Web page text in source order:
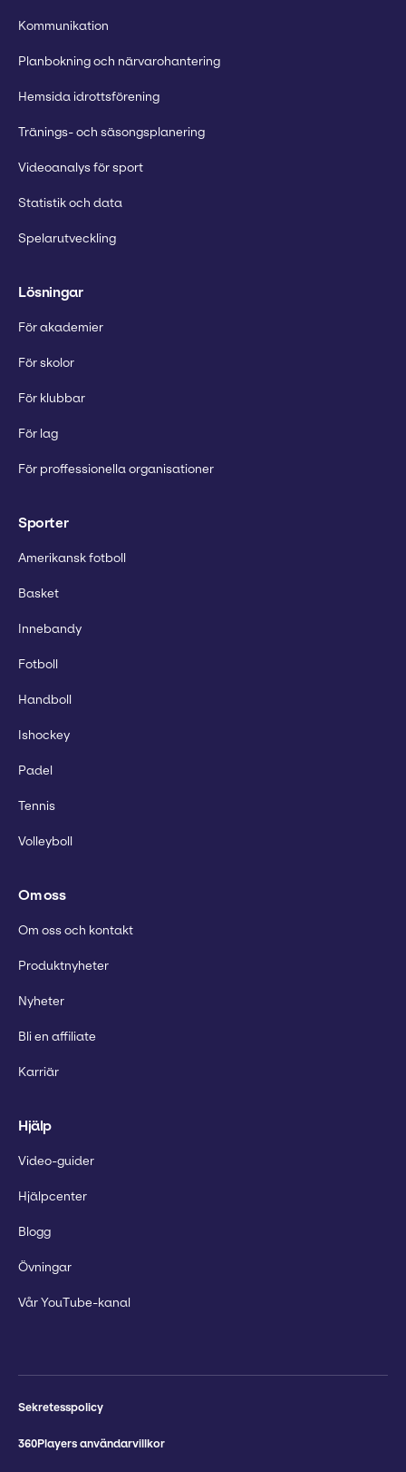
Kommunikation
Planbokning och närvarohantering
Hemsida idrottsförening
Tränings- och säsongsplanering
Videoanalys för sport
Statistik och data
Spelarutveckling
Lösningar
För akademier
För skolor
För klubbar
För lag
För proffessionella organisationer
Sporter
Amerikansk fotboll
Basket
Innebandy
Fotboll
Handboll
Ishockey
Padel
Tennis
Volleyboll
Om oss
Om oss och kontakt
Produktnyheter
Nyheter
Bli en affiliate
Karriär
Hjälp
Video-guider
Hjälpcenter
Blogg
Övningar
Vår YouTube-kanal
Sekretesspolicy
360Players användarvillkor